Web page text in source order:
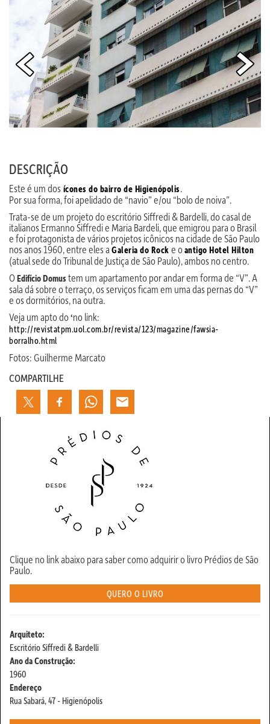
DESCRIÇÃO
Este é um dos ícones do bairro de Higienópolis.
Por sua forma, foi apelidado de “navio” e/ou “bolo de noiva”.
Trata-se de um projeto do escritório Siffredi & Bardelli, do casal de
italianos Ermanno Siffredi e Maria Bardeli, que emigrou para o Brasil
e foi protagonista de vários projetos icônicos na cidade de São Paulo
nos anos 1960, entre eles a Galeria do Rock e oantigo Hotel Hilton
(atual sede do Tribunal de Justiça de São Paulo), ambos no centro.
OEdifício Domus tem um apartamento por andar em forma de “V”. A
sala dá sobre o terraço, os serviços ficam em uma das pernas do “V”
e os dormitórios, na outra.
Veja um apto do‘no link:
http://revistatpm.uol.com.br/revista/123/magazine/fawsia-
borralho.html
Fotos: Guilherme Marcato
COMPARTILHE
Clique no link abaixo para saber como adquirir o livro Prédios de São
Paulo.
QUERO O LIVRO
Arquiteto:
Escritório Siffredi & Bardelli
Ano da Construção:
1960
Endereço
Rua Sabará, 47 - Higienópolis